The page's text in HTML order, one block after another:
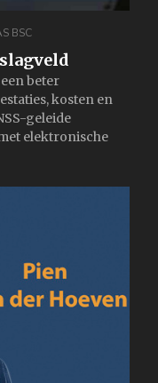
BSC
beter
kosten en
geleide
elektronische